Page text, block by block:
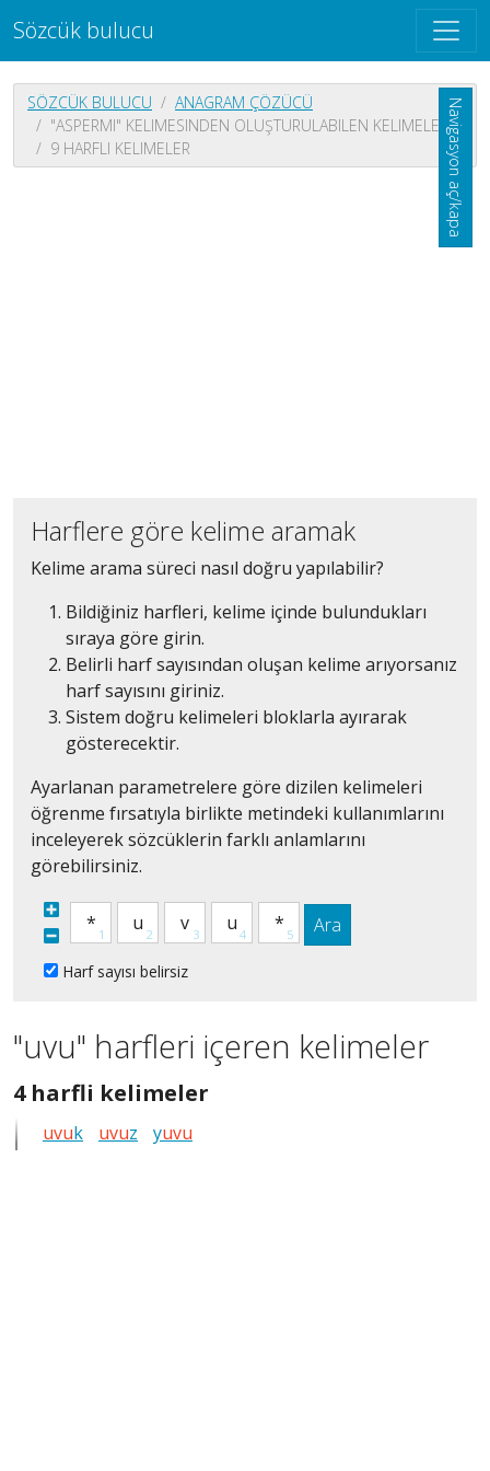
Sözcük bulucu
Navigasyon aç/kapa
SÖZCÜK BULUCU
ANAGRAM ÇÖZÜCÜ
"ASPERMI" KELIMESINDEN OLUŞTURULABILEN KELIMELER
9 HARFLI KELIMELER
Harflere göre kelime aramak
Kelime arama süreci nasıl doğru yapılabilir?
Bildiğiniz harfleri, kelime içinde bulundukları
sıraya göre girin.
Belirli harf sayısından oluşan kelime arıyorsanız
harf sayısını giriniz.
Sistem doğru kelimeleri bloklarla ayırarak
gösterecektir.
Ayarlanan parametrelere göre dizilen kelimeleri
öğrenme fırsatıyla birlikte metindeki kullanımlarını
inceleyerek sözcüklerin farklı anlamlarını
görebilirsiniz.
Ara
Harf sayısı belirsiz
"uvu" harfleri içeren kelimeler
4 harfli kelimeler
uvuk uvuz yuvu